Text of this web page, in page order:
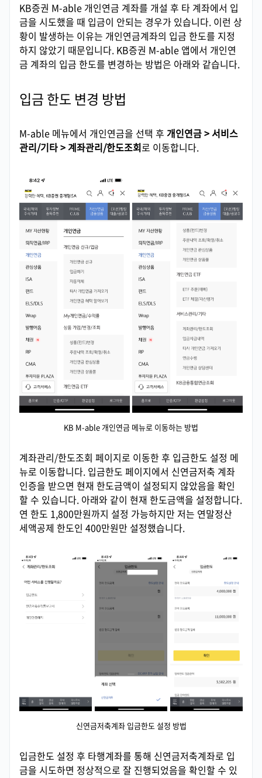
KB증권 M-able 개인연금 계좌를 개설 후 타 계좌에서 입
금을 시도했을 때 입금이 안되는 경우가 있습니다. 이런 상
황이 발생하는 이유는 개인연금계좌의 입금 한도를 지정
하지 않았기 때문입니다. KB증권 M-able 앱에서 개인연
금 계좌의 입금 한도를 변경하는 방법은 아래와 같습니다.
입금 한도 변경 방법
M-able 메뉴에서 개인연금을 선택 후 개인연금 > 서비스
관리/기타 > 계좌관리/한도조회로 이동합니다.
KB M-able 개인연금 메뉴로 이동하는 방법
계좌관리/한도조회 페이지로 이동한 후 입금한도 설정 메
뉴로 이동합니다. 입금한도 페이지에서 신연금저축 계좌
인증을 받으면 현재 한도금액이 설정되지 않았음을 확인
할 수 있습니다. 아래와 같이 현재 한도금액을 설정합니다.
연 한도 1,800만원까지 설정 가능하지만 저는 연말정산
세액공제 한도인 400만원만 설정했습니다.
신연금저축계좌 입금한도 설정 방법
입금한도 설정 후 타행계좌를 통해 신연금저축계좌로 입
금을 시도하면 정상적으로 잘 진행되었음을 확인할 수 있